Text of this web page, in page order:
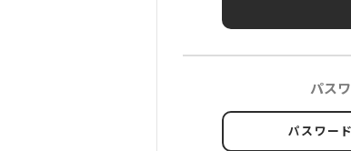
パス
パスワー